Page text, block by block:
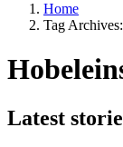
Home
Tag
Latest